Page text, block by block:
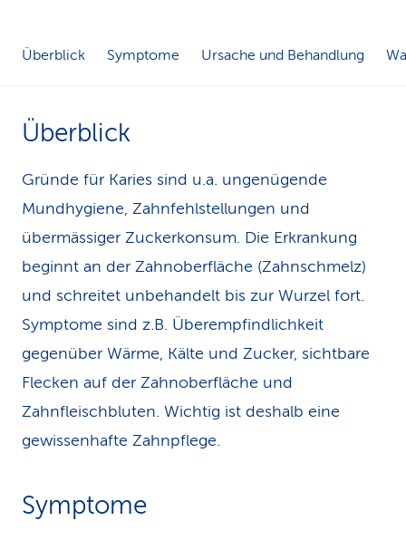
Überblick Symptome Ursache und Behandlung
Überblick
Gründe für Karies sind u.a. ungenügende
Mundhygiene, Zahnfehlstellungen und
übermässiger Zuckerkonsum. Die Erkrankung
beginnt an der Zahnoberfläche (Zahnschmelz)
und schreitet unbehandelt bis zur Wurzel fort.
Symptome sind z.B. Überempfindlichkeit
gegenüber Wärme, Kälte und Zucker, sichtbare
Flecken auf der Zahnoberfläche und
Zahnfleischbluten. Wichtig ist deshalb eine
gewissenhafte Zahnpflege.
Symptome